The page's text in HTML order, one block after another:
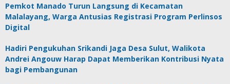
Pemkot Manado Turun Langsung di Kecamatan
Malalayang, Warga Antusias Registrasi Program Perlinsos
Digital
Hadiri Pengukuhan Srikandi Jaga Desa Sulut, Walikota
Andrei Angouw Harap Dapat Memberikan Kontribusi Nyata
bagi Pembangunan